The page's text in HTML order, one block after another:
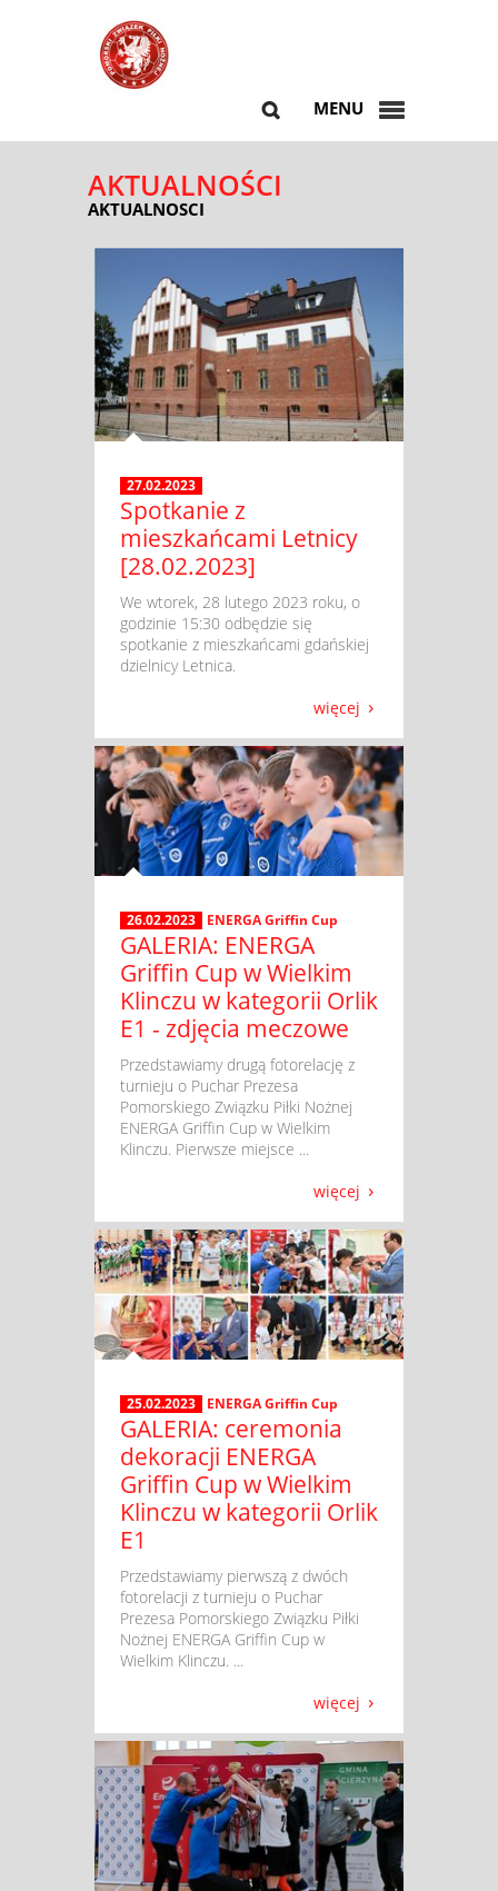
MENU
AKTUALNOŚCI
AKTUALNOSCI
27.02.2023
Spotkanie z
mieszkańcami Letnicy
[28.02.2023]
​ We wtorek, 28 lutego 2023 roku, o
godzinie 15:30 odbędzie się
spotkanie z mieszkańcami gdańskiej
dzielnicy Letnica.
więcej
26.02.2023 ENERGA Griffin Cup
GALERIA: ENERGA
Griffin Cup w Wielkim
Klinczu w kategorii Orlik
E1 - zdjęcia meczowe
​ Przedstawiamy drugą fotorelację z
turnieju o Puchar Prezesa
Pomorskiego Związku Piłki Nożnej
ENERGA Griffin Cup w Wielkim
Klinczu. Pierwsze miejsce ...
więcej
25.02.2023 ENERGA Griffin Cup
GALERIA: ceremonia
dekoracji ENERGA
Griffin Cup w Wielkim
Klinczu w kategorii Orlik
E1
​ Przedstawiamy pierwszą z dwóch
fotorelacji z turnieju o Puchar
Prezesa Pomorskiego Związku Piłki
Nożnej ENERGA Griffin Cup w
Wielkim Klinczu. ...
więcej